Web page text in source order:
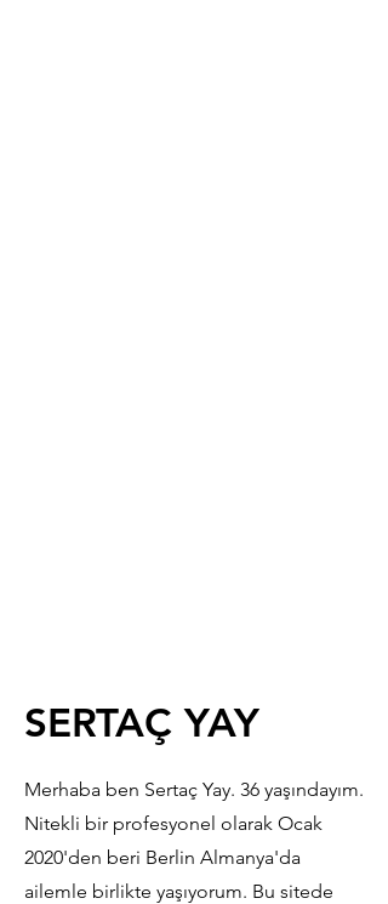
SERTAÇ YAY
Merhaba ben Sertaç Yay. 36 yaşındayım.
Nitekli bir profesyonel olarak Ocak
2020'den beri Berlin Almanya'da
ailemle birlikte yaşıyorum. Bu sitede